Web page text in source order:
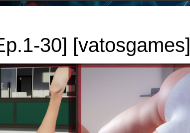
30] [vatosgames]